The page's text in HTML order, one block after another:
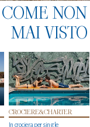
NON
MAI VISTO
CROCIERE&CHARTER
In crociera per single